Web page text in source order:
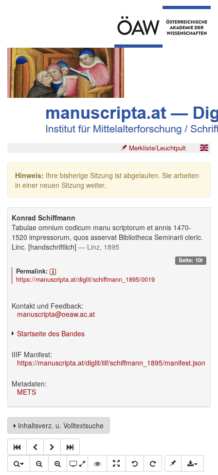
Merkliste/Leuchtpult
Hinweis: Ihre bisherige Sitzung ist abgelaufen. Sie arbeiten
in einer neuen Sitzung weiter.
Konrad Schiffmann
Tabulae omnium codicum manu scriptorum et annis 1470-
1520 impressorum, quos asservat Bibliotheca Seminarii cleric.
Linc. [handschriftlich] — Linz, 1895
Seite: 10r
Permalink:
https://manuscripta.at/diglit/schiffmann_1895/0019
Kontakt und Feedback:
manuscripta@oeaw.ac.at
Startseite des Bandes
IIIF Manifest:
https://manuscripta.at/diglit/iiif/schiffmann_1895/manifest.json
Metadaten:
METS
Inhaltsverz. u. Volltextsuche